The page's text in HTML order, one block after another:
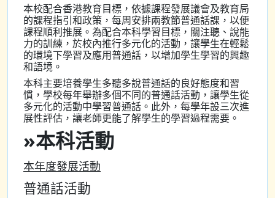
本校配合香港教育目標，依據課程發展議會及教育局
的課程指引和政策，每周安排兩教節普通話課，以便
課程順利推展。為配合本科學習目標，關注聽、說能
力的訓練，於校內推行多元化的活動，讓學生在輕鬆
的環境下學習及應用普通話，以增加學生學習的興趣
和語境。
本科主要培養學生多聽多說普通話的良好態度和習
慣，學校每年舉辦多個不同的普通話活動，讓學生從
多元化的活動中學習普通話。此外，每學年設三次進
展性評估，讓老師更能了解學生的學習過程需要。
»本科活動
本年度發展活動
普通話活動